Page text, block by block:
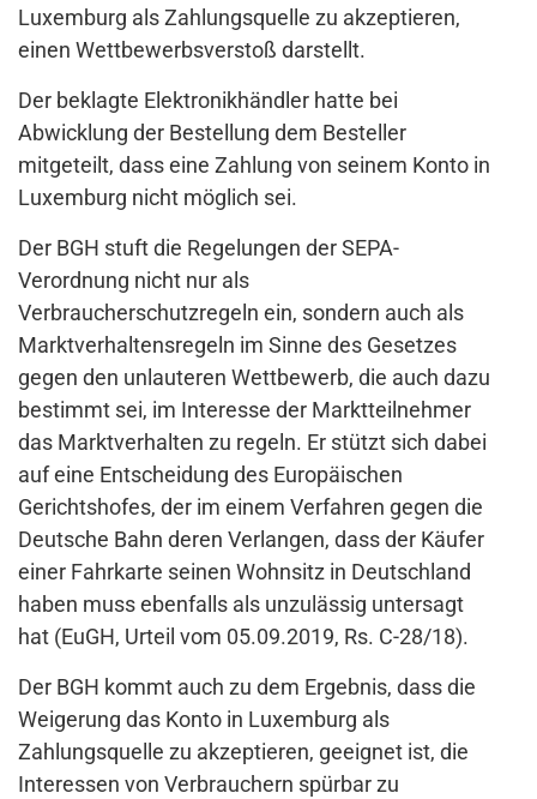
Luxemburg als Zahlungsquelle zu akzeptieren,
einen Wettbewerbsverstoß darstellt.
Der beklagte Elektronikhändler hatte bei
Abwicklung der Bestellung dem Besteller
mitgeteilt, dass eine Zahlung von seinem Konto in
Luxemburg nicht möglich sei.
Der BGH stuft die Regelungen der SEPA-
Verordnung nicht nur als
Verbraucherschutzregeln ein, sondern auch als
Marktverhaltensregeln im Sinne des Gesetzes
gegen den unlauteren Wettbewerb, die auch dazu
bestimmt sei, im Interesse der Marktteilnehmer
das Marktverhalten zu regeln. Er stützt sich dabei
auf eine Entscheidung des Europäischen
Gerichtshofes, der im einem Verfahren gegen die
Deutsche Bahn deren Verlangen, dass der Käufer
einer Fahrkarte seinen Wohnsitz in Deutschland
haben muss ebenfalls als unzulässig untersagt
hat (EuGH, Urteil vom 05.09.2019, Rs. C-28/18).
Der BGH kommt auch zu dem Ergebnis, dass die
Weigerung das Konto in Luxemburg als
Zahlungsquelle zu akzeptieren, geeignet ist, die
Interessen von Verbrauchern spürbar zu